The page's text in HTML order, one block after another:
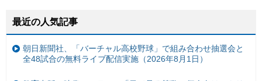
最近の人気記事
朝日新聞社、「バーチャル高校野球」で組み合わせ抽選会と
全48試合の無料ライブ配信実施（2026年8月1日）